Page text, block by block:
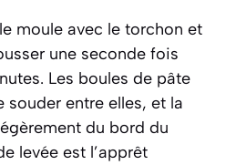
moule avec le torchon et
une seconde fois
Les boules de pâte
entre elles, et la
du bord du
levée est l’apprêt